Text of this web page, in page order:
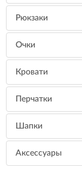
Рюкзаки
Очки
Кровати
Перчатки
Шапки
Аксессуары